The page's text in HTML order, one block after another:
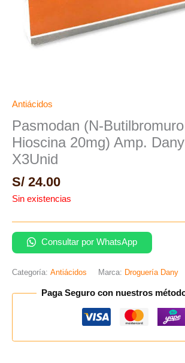
Antiácidos
Pasmodan (N-
Hioscina 20mg) Amp.
X3Unid
S/ 24.00
Sin existencias
Consultar por WhatsApp
Categoría: Antiácidos Marca: Droguería Dany
Paga Seguro con nuestros